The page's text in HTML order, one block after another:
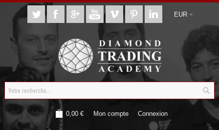
EUR
0,00 € Mon compte Connexion